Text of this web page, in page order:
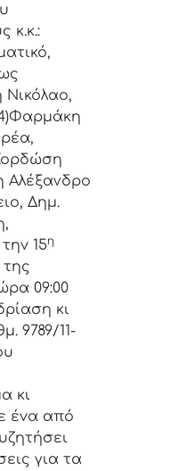
κ.κ.:
Νικόλαο,
Αλέξανδρο
Δημ.
15η
09:00
κι
9789/11-
κι
έvα από
για τα